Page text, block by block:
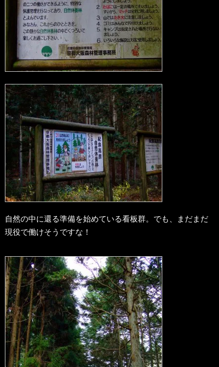
自然の中に還る準備を始めている看板群。でも、まだまだ
現役で働けそうですな！